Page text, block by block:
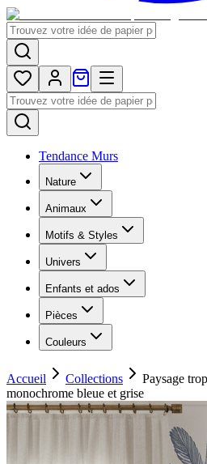
Tendance Murs
Nature
Animaux
Motifs & Styles
Univers
Enfants et ados
Pièces
Couleurs
Accueil Collections
Paysage
monochrome bleue et grise